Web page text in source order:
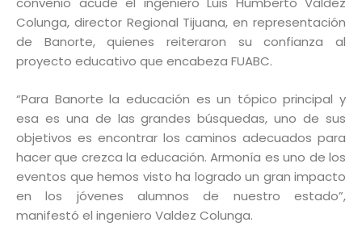
Colunga, director Regional Tijuana, en representación
de Banorte, quienes reiteraron su confianza al
proyecto educativo que encabeza FUABC.
“Para Banorte la educación es un tópico principal y
esa es una de las grandes búsquedas, uno de sus
objetivos es encontrar los caminos adecuados para
hacer que crezca la educación. Armonía es uno de los
eventos que hemos visto ha logrado un gran impacto
en los jóvenes alumnos de nuestro estado”,
manifestó el ingeniero Valdez Colunga.